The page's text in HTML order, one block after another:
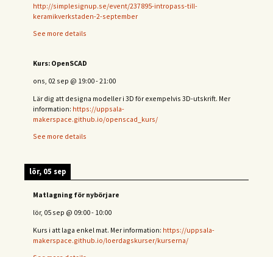
http://simplesignup.se/event/237895-intropass-till-
keramikverkstaden-2-september
See more details
Kurs: OpenSCAD
ons, 02 sep @ 19:00-21:00
Lär dig att designa modeller i 3D för exempelvis 3D-utskrift. Mer
information: https://uppsala-
makerspace.github.io/openscad_kurs/
See more details
lör, 05 sep
Matlagning för nybörjare
lör, 05 sep @ 09:00- 10:00
Kurs i att laga enkel mat. Mer information: https://uppsala-
makerspace.github.io/loerdagskurser/kurserna/